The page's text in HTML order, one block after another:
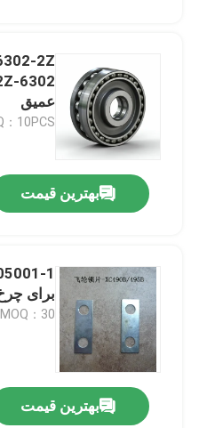
عمیق
：10PCS
بهترین قیمت
برای
MOQ：30 عدد
بهترین قیمت